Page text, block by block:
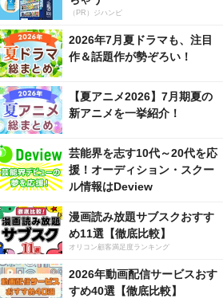
（PR）ジハンピ
2026年7月夏ドラマも、注目
作＆話題作が勢ぞろい！
【夏アニメ2026】7月期夏の
新アニメを一挙紹介！
芸能界を志す10代～20代を応
援！オーディション・スクー
ル情報はDeview
漫画読み放題サブスクおすす
め11選【徹底比較】
オリコン顧客満足度ランキング
2026年動画配信サービスおす
すめ40選【徹底比較】